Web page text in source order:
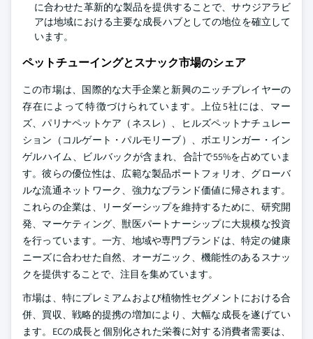
に合わせた革新的な製品を提供することで、サウジアラビ
アは地域における主要な成長ハブとしての地位を確立して
います。
ペットチューイングとスナック市場のシェア
この市場は、国際的な大手企業と新興のニッチプレイヤーの
存在によって特徴づけられています。上位5社には、マー
ズ、パリナペットケア（ネスレ）、ヒルズペットナチュレー
ション（コルゲート・パルモリーブ）、ボエリンガー・イン
ゲルハイム、ビルバックが含まれ、合計で55%を占めていま
す。彼らの優位性は、広範な製品ポートフォリオ、グローバ
ルな流通ネットワーク、強力なブランド価値に帰されます。
これらの企業は、リーダーシップを維持するために、研究開
発、マーケティング、獣医パートナーシップに大規模な投資
を行っています。一方、地域や専門ブランドは、特定の健康
ニーズに合わせた自然、オーガニック、機能性のあるスナッ
クを提供することで、注目を集めています。
市場は、特にプレミアムおよび植物性セグメントにおける合
併、買収、戦略的提携の増加により、大幅な成長を遂げてい
ます。ECの成長と個別化された栄養に対する消費者需要は、